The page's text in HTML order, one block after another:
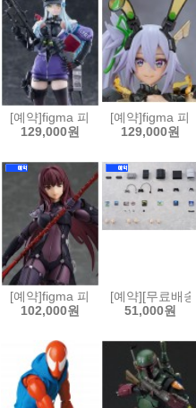
[예약]figma 피그마 소녀전선2
129,000원
[예약]figma 피
129,000원
[예약]figma 피그마 Fate/Grand
102,000원
[예약][무료배
51,000원